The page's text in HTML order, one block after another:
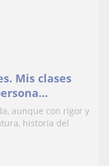
Mis clases
de
aunque con rigor y
historia del